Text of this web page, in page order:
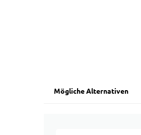
Mögliche Alternativen